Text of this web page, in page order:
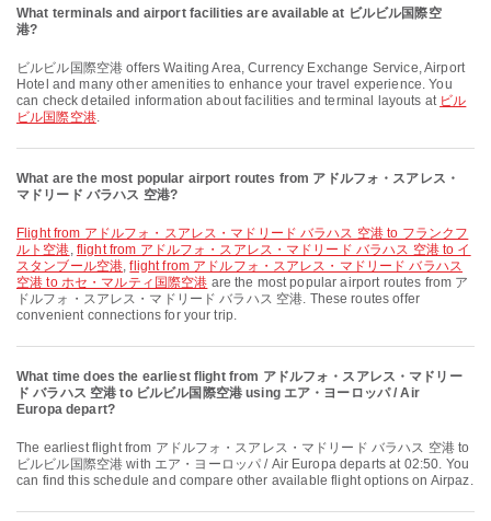
What terminals and airport facilities are available at ビルビル国際空
港?
ビルビル国際空港 offers Waiting Area, Currency Exchange Service, Airport
Hotel and many other amenities to enhance your travel experience. You
can check detailed information about facilities and terminal layouts at ビル
ビル国際空港.
What are the most popular airport routes from アドルフォ・スアレス・
マドリード バラハス 空港?
flight from アドルフォ・スアレス・マドリード バラハス 空港 to フランクフ
ルト空港, flight from アドルフォ・スアレス・マドリード バラハス 空港 to イ
スタンブール空港,flight from アドルフォ・スアレス・マドリード バラハス
空港 to ホセ・マルティ国際空港 are the most popular airport routes from ア
ドルフォ・スアレス・マドリード バラハス 空港. These routes offer
convenient connections for your trip.
What time does the earliest flight from アドルフォ・スアレス・マドリー
ド バラハス 空港 to ビルビル国際空港 using エア・ヨーロッパ / Air
Europa depart?
The earliest flight from アドルフォ・スアレス・マドリード バラハス 空港 to
ビルビル国際空港 with エア・ヨーロッパ / Air Europa departs at 02:50. You
can find this schedule and compare other available flight options on Airpaz.